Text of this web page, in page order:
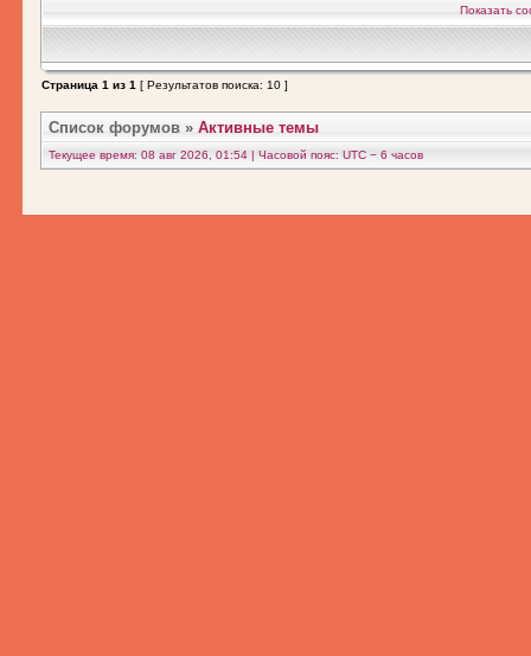
Показать
Страница 1 из 1 [ Результатов поиска: 10 ]
Список форумов » Активные темы
Текущее время: 08 авг 2026, 01:54 | Часовой пояс: UTC − 6 часов